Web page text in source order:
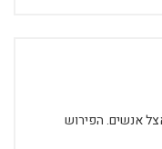
אנשים. הפירוש